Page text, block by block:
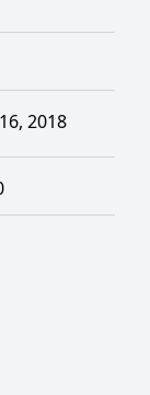
2018